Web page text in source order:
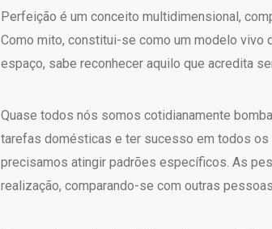
Perfeição é um conceito multidimensional,
Como mito, constitui-se como um modelo vivo
espaço, sabe reconhecer aquilo que acredita
Quase todos nós somos cotidianamente
tarefas domésticas e ter sucesso em todos os
precisamos atingir padrões específicos. As
realização, comparando-se com outras